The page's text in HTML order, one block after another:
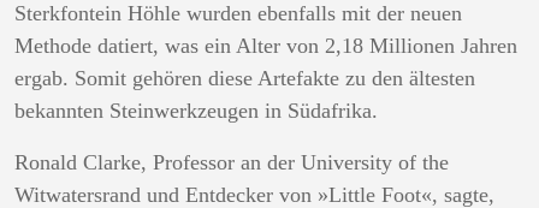
Sterkfontein Höhle wurden ebenfalls mit der neuen
Methode datiert, was ein Alter von 2,18 Millionen Jahren
ergab. Somit gehören diese Artefakte zu den ältesten
bekannten Steinwerkzeugen in Südafrika.
Ronald Clarke, Professor an der University of the
Witwatersrand und Entdecker von »Little Foot«, sagte,